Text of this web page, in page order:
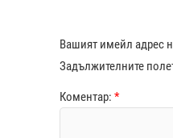
Вашият имейл адрес
Задължителните
Коментар: *